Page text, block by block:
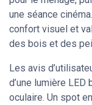
une séance
confort visuel et
des bois et des
Les avis
d’une lumière
oculaire. Un spot